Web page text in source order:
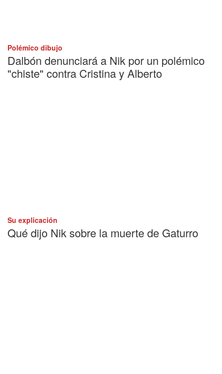
Polémico dibujo
Dalbón denunciará a Nik por un polémico
"chiste" contra Cristina y Alberto
Su explicación
Qué dijo Nik sobre la muerte de Gaturro